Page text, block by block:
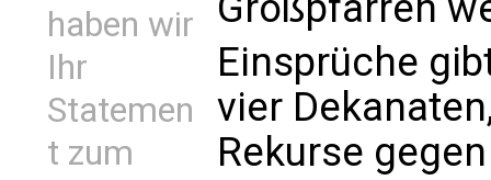
haben wir
Ihr
Statemen
t zum
Einsprüche
vier
Rekurse